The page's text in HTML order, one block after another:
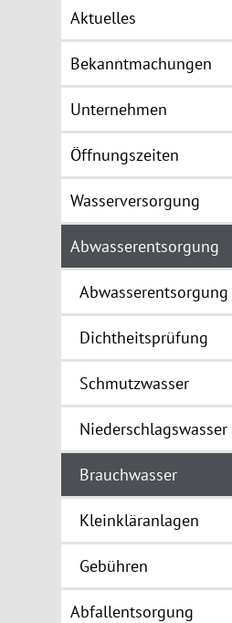
Aktuelles
Bekanntmachungen
Unternehmen
Öffnungszeiten
Wasserversorgung
Abwasserentsorgung
Abwasserentsorgung
Dichtheitsprüfung
Schmutzwasser
Niederschlagswasser
Brauchwasser
Kleinkläranlagen
Gebühren
Abfallentsorgung